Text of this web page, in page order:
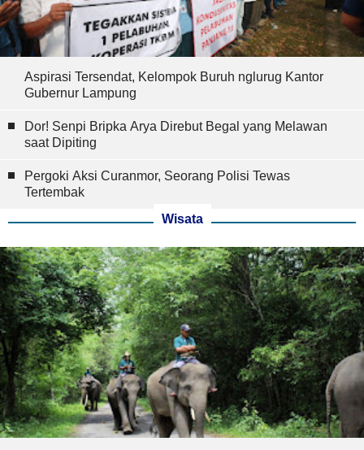
Aspirasi Tersendat, Kelompok Buruh nglurug Kantor
Gubernur Lampung
Dor! Senpi Bripka Arya Direbut Begal yang Melawan
saat Dipiting
Pergoki Aksi Curanmor, Seorang Polisi Tewas
Tertembak
Wisata